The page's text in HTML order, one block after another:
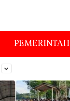
PEMERINTAH